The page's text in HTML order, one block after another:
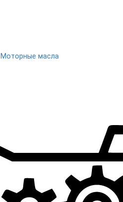
Моторные масла